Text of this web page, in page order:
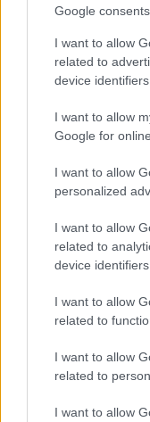
Google consents
I want to allow
related to
device identifiers
I want to allow
Google for
I want to allow
personalized
I want to allow
related to
device identifiers
I want to allow
related to
I want to allow
related to
I want to allow
reti quasi
il massiccio
vaccinazione
settembre-
Dite la
E allora? E allora
po’ per tutti,
dirsi la verità, di
scoperte. C’è
esplicitamente,
preoccuparsi più
compresse né di
devastanti e